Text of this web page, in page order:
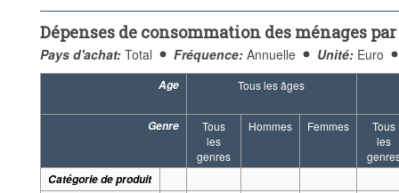
Supprimer tout
Dépenses de consommation des ménages
Pays d'achat: Total Fréquence: Annuelle Unité: Euro
Age Tous les âges
Genre
Tous
les
genres
Hommes Femmes
Tous
les
Catégorie de produit